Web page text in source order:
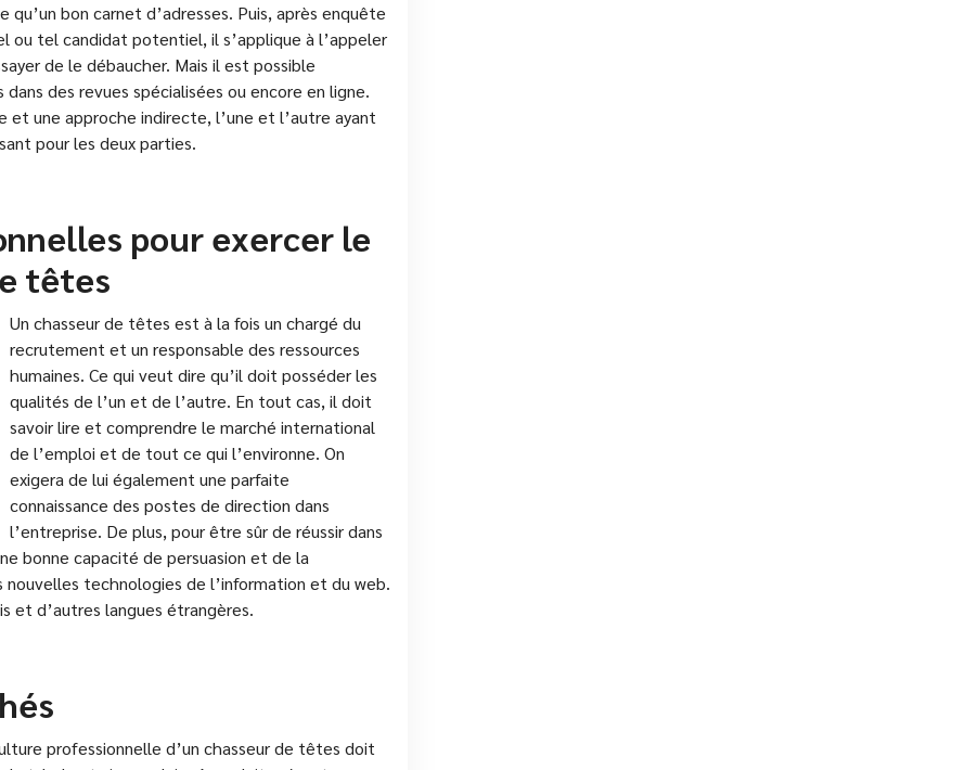
qu’un bon carnet d’adresses. Puis, après enquête
ou tel candidat potentiel, il s’applique à l’appeler
de le débaucher. Mais il est possible
des revues spécialisées ou encore en ligne.
et une approche indirecte, l’une et l’autre ayant
pour les deux parties.
pour exercer le
têtes
Un chasseur de têtes est à la fois un chargé du
recrutement et un responsable des ressources
humaines. Ce qui veut dire qu’il doit posséder les
qualités de l’un et de l’autre. En tout cas, il doit
savoir lire et comprendre le marché international
de l’emploi et de tout ce qui l’environne. On
exigera de lui également une parfaite
connaissance des postes de direction dans
l’entreprise. De plus, pour être sûr de réussir dans
bonne capacité de persuasion et de la
technologies de l’information et du web.
et d’autres langues étrangères.
professionnelle d’un chasseur de têtes doit